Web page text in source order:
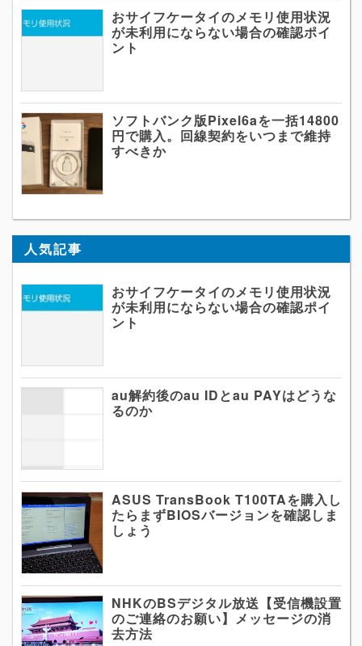
おサイフケータイのメモリ使用状況
が未利用にならない場合の確認ポイ
ント
ソフトバンク版Pixel6aを一括14800
円で購入。回線契約をいつまで維持
すべきか
人気記事
おサイフケータイのメモリ使用状況
が未利用にならない場合の確認ポイ
ント
au解約後のau IDとau PAYはどうな
るのか
ASUS TransBook T100TAを購入し
たらまずBIOSバージョンを確認しま
しょう
NHKのBSデジタル放送【受信機設置
のご連絡のお願い】メッセージの消
去方法